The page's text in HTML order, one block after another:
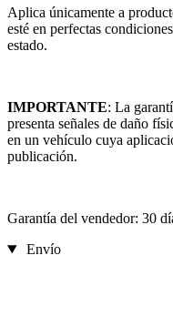
Aplica únicamente a
esté en perfectas
estado.
IMPORTANTE: La
presenta señales de daño
en un vehículo cuya
publicación.
Garantía del vendedor: 30
Envío